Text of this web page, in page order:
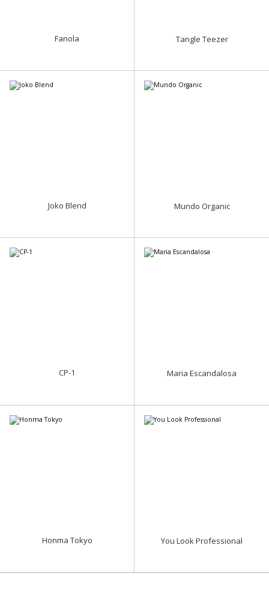
Fanola Tangle Teezer
Joko Blend Mundo Organic
CP-1 Maria Escandalosa
Honma Tokyo You Look Professional